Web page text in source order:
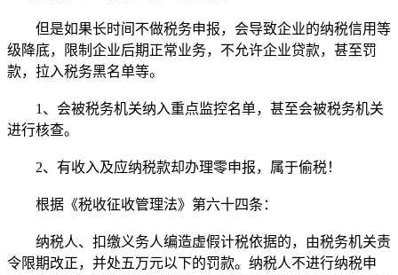
但是如果长时间不做税务申报，会导致企业的纳税信用等
级降底，限制企业后期正常业务，不允许企业贷款，甚至罚
款，拉入税务黑名单等。
1、会被税务机关纳入重点监控名单，甚至会被税务机关
进行核查。
2、有收入及应纳税款却办理零申报，属于偷税！
根据《税收征收管理法》第六十四条：
纳税人、扣缴义务人编造虚假计税依据的，由税务机关责
令限期改正，并处五万元以下的罚款。纳税人不进行纳税申